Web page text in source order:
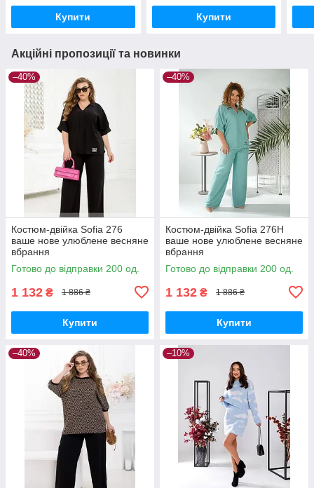
Купити Купити
Акційні пропозиції та новинки
–40%
Костюм-двійка Sofia 276
ваше нове улюблене весняне
вбрання
Готово до відправки 200 од.
1 132 ₴ 1 886 ₴
Купити
–40%
Костюм-двійка Sofia 276Н
ваше нове улюблене весняне
вбрання
Готово до відправки 200 од.
1 132 ₴ 1 886 ₴
Купити
–40% –10%